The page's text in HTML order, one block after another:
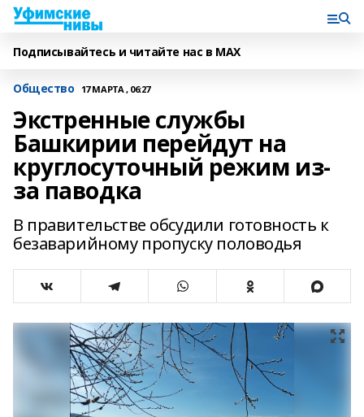
Подписывайтесь и читайте нас в MAX
Общество 17 МАРТА , 06:27
Экстренные службы
Башкирии перейдут на
круглосуточный режим из-
за паводка
В правительстве обсудили готовность к
безаварийному пропуску половодья